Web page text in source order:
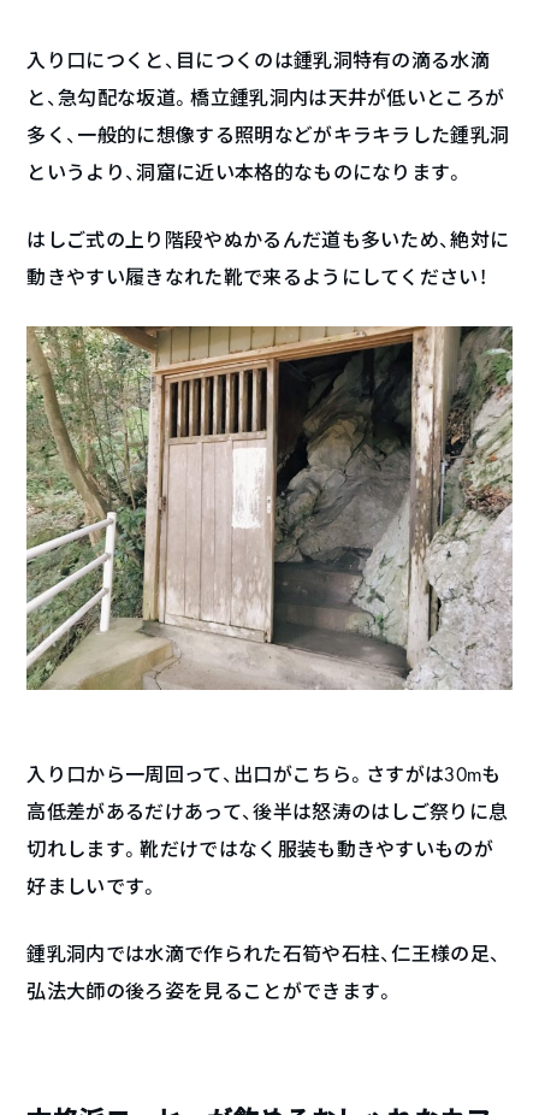
入り口につくと、目につくのは鍾乳洞特有の滴る水滴
と、急勾配な坂道。橋立鍾乳洞内は天井が低いところが
多く、一般的に想像する照明などがキラキラした鍾乳洞
というより、洞窟に近い本格的なものになります。
はしご式の上り階段やぬかるんだ道も多いため、絶対に
動きやすい履きなれた靴で来るようにしてください！
入り口から一周回って、出口がこちら。さすがは30mも
高低差があるだけあって、後半は怒涛のはしご祭りに息
切れします。靴だけではなく服装も動きやすいものが
好ましいです。
鍾乳洞内では水滴で作られた石筍や石柱、仁王様の足、
弘法大師の後ろ姿を見ることができます。